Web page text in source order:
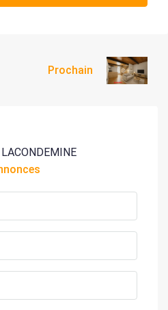
Prochain